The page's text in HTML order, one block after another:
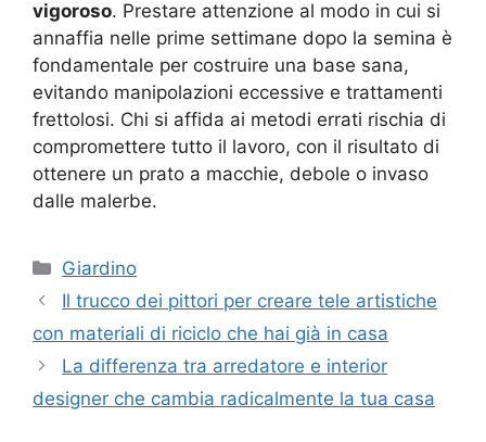
vigoroso. Prestare attenzione al modo in cui si
annaffia nelle prime settimane dopo la semina è
fondamentale per costruire una base sana,
evitando manipolazioni eccessive e trattamenti
frettolosi. Chi si affida ai metodi errati rischia di
compromettere tutto il lavoro, con il risultato di
ottenere un prato a macchie, debole o invaso
dalle malerbe.
Categorie
Giardino
Il trucco dei pittori per creare tele artistiche
con materiali di riciclo che hai già in casa
La differenza tra arredatore e interior
designer che cambia radicalmente la tua casa